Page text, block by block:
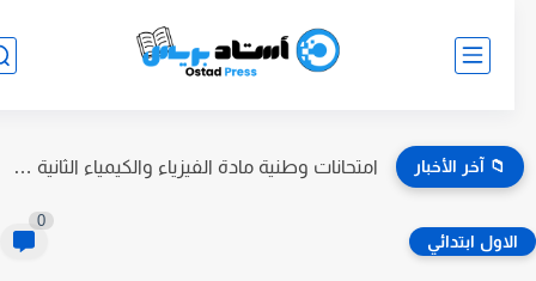
📁 آخر الأخبار امتحانات وطنية مادة الفيزياء والكيمياء الثانية بكالوريا مع التصحيح
ابتدائي